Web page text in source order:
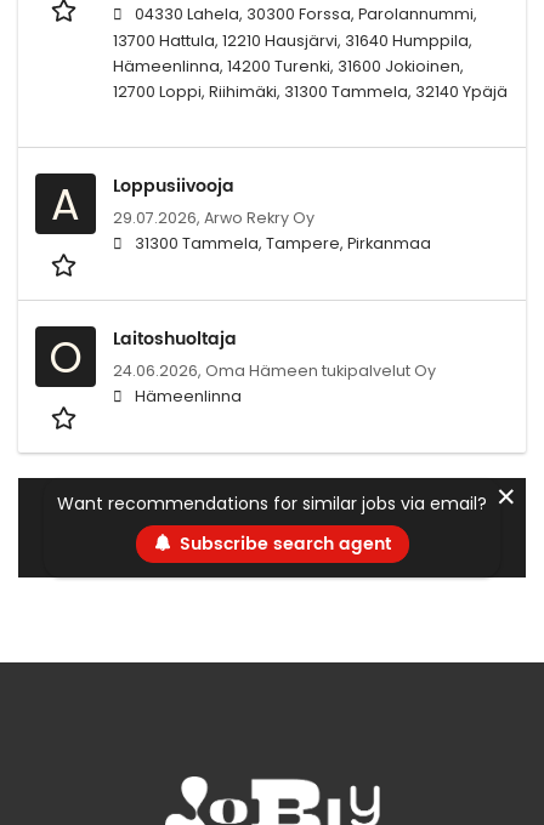
04330 Lahela, 30300 Forssa, Parolannummi,
13700 Hattula, 12210 Hausjärvi, 31640 Humppila,
Hämeenlinna, 14200 Turenki, 31600 Jokioinen,
12700 Loppi, Riihimäki, 31300 Tammela, 32140 Ypäjä
A Loppusiivooja
29.07.2026, Arwo Rekry Oy
31300 Tammela, Tampere, Pirkanmaa
O Laitoshuoltaja
24.06.2026, Oma Hämeen tukipalvelut Oy
Hämeenlinna
Want recommendations for similar jobs via email?
Subscribe search agent
✕